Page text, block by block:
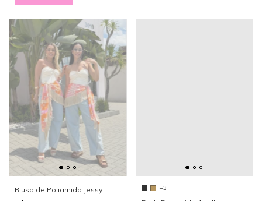
Blusa de Poliamida Jessy +3